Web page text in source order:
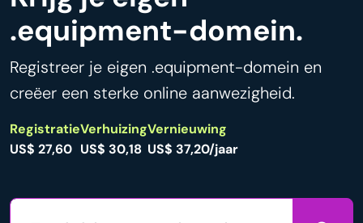
.equipment-domein.
Registreer je eigen .equipment-domein en
creëer een sterke online aanwezigheid.
Registratie
US$ 27,60
Verhuizing
US$ 30,18
Vernieuwing
US$ 37,20/jaar